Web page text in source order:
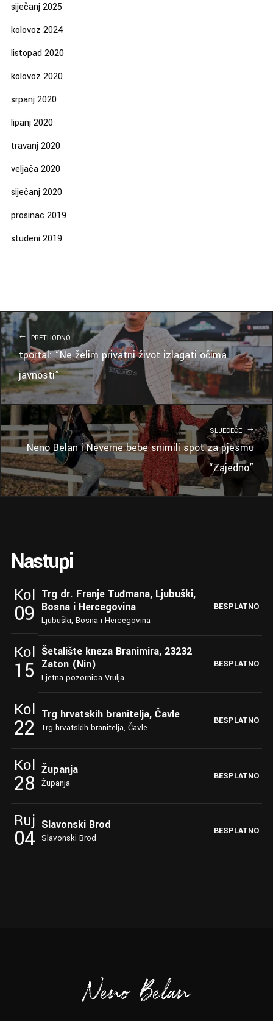
siječanj 2025
kolovoz 2024
listopad 2020
kolovoz 2020
srpanj 2020
lipanj 2020
travanj 2020
veljača 2020
siječanj 2020
prosinac 2019
studeni 2019
PRETHODNO
tportal: “Ne želim privatni život izlagati očima
javnosti”
SLJEDEĆE
Neno Belan i Neverne bebe snimili spot za pjesmu
“Zajedno”
Nastupi
Kol
09
Trg dr. Franje Tuđmana, Ljubuški,
Bosna i Hercegovina
Ljubuški, Bosna i Hercegovina
BESPLATNO
Kol
15
Šetalište kneza Branimira, 23232
Zaton (Nin)
Ljetna pozornica Vrulja
BESPLATNO
Kol
22
Trg hrvatskih branitelja, Čavle
Trg hrvatskih branitelja, Čavle
BESPLATNO
Kol
28
Županja
Županja
BESPLATNO
Ruj
04
Slavonski Brod
Slavonski Brod
BESPLATNO